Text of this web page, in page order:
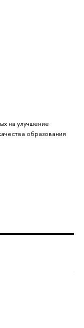
на улучшение
образования